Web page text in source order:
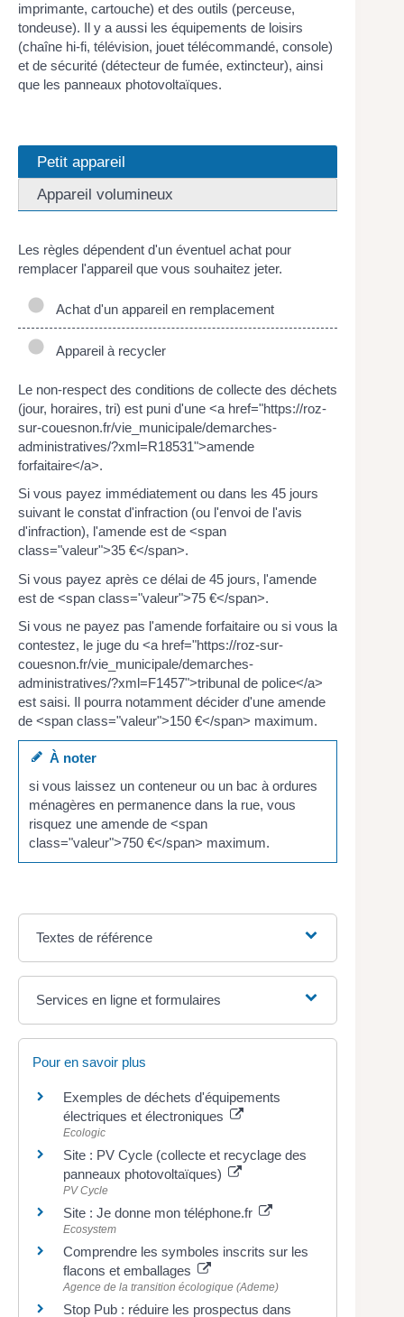
imprimante, cartouche) et des outils (perceuse,
tondeuse). Il y a aussi les équipements de loisirs
(chaîne hi-fi, télévision, jouet télécommandé, console)
et de sécurité (détecteur de fumée, extincteur), ainsi
que les panneaux photovoltaïques.
Petit appareil
Appareil volumineux
Les règles dépendent d'un éventuel achat pour
remplacer l'appareil que vous souhaitez jeter.
Achat d'un appareil en remplacement
Appareil à recycler
Le non-respect des conditions de collecte des déchets
(jour, horaires, tri) est puni d'une <a href="https://roz-
sur-couesnon.fr/vie_municipale/demarches-
administratives/?xml=R18531">amende
forfaitaire</a>.
Si vous payez immédiatement ou dans les 45 jours
suivant le constat d'infraction (ou l'envoi de l'avis
d'infraction), l'amende est de <span
class="valeur">35 €</span>.
Si vous payez après ce délai de 45 jours, l'amende
est de <span class="valeur">75 €</span>.
Si vous ne payez pas l'amende forfaitaire ou si vous la
contestez, le juge du <a href="https://roz-sur-
couesnon.fr/vie_municipale/demarches-
administratives/?xml=F1457">tribunal de police</a>
est saisi. Il pourra notamment décider d'une amende
de <span class="valeur">150 €</span> maximum.
À noter
si vous laissez un conteneur ou un bac à ordures
ménagères en permanence dans la rue, vous
risquez une amende de <span
class="valeur">750 €</span> maximum.
Textes de référence
Services en ligne et formulaires
Pour en savoir plus
Exemples de déchets d'équipements
électriques et électroniques
Ecologic
Site : PV Cycle (collecte et recyclage des
panneaux photovoltaïques)
PV Cycle
Site : Je donne mon téléphone.fr
Ecosystem
Comprendre les symboles inscrits sur les
flacons et emballages
Agence de la transition écologique (Ademe)
Stop Pub : réduire les prospectus dans